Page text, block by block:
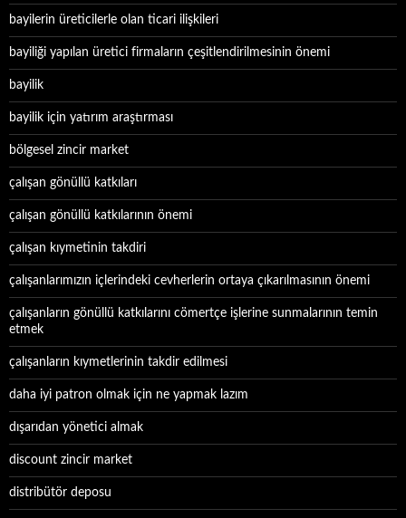
bayilerin üreticilerle olan ticari ilişkileri
bayiliği yapılan üretici firmaların çeşitlendirilmesinin önemi
bayilik
bayilik için yatırım araştırması
bölgesel zincir market
çalışan gönüllü katkıları
çalışan gönüllü katkılarının önemi
çalışan kıymetinin takdiri
çalışanlarımızın içlerindeki cevherlerin ortaya çıkarılmasının önemi
çalışanların gönüllü katkılarını cömertçe işlerine sunmalarının temin
etmek
çalışanların kıymetlerinin takdir edilmesi
daha iyi patron olmak için ne yapmak lazım
dışarıdan yönetici almak
discount zincir market
distribütör deposu